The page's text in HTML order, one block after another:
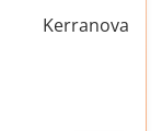
Kerranova